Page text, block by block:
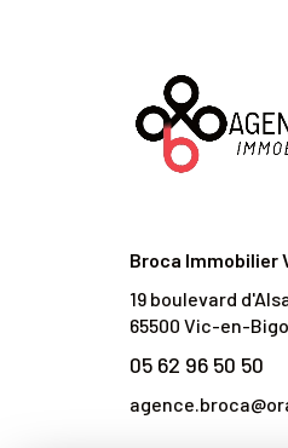
Broca Immobilier
19 boulevard
65500 Vic-en-
05 62 96 50 50